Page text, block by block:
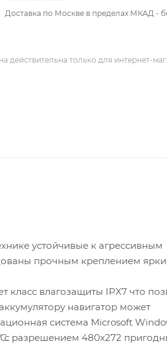
Доставка по Москве в пределах МКАД -
действительна только для интернет-
прочным креплением ярким
IPX7 что позволяет
навигатор может
система Microsoft
ОС.
480х272 пригодный для